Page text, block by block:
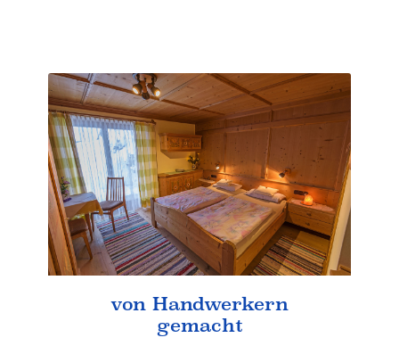
von Handwerkern
gemacht